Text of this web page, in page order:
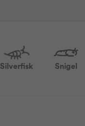
Silverfisk Snigel